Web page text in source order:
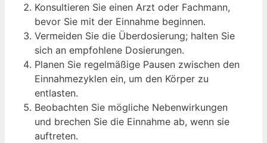
Konsultieren Sie einen Arzt oder Fachmann,
bevor Sie mit der Einnahme beginnen.
Vermeiden Sie die Überdosierung; halten Sie
sich an empfohlene Dosierungen.
Planen Sie regelmäßige Pausen zwischen den
Einnahmezyklen ein, um den Körper zu
entlasten.
Beobachten Sie mögliche Nebenwirkungen
und brechen Sie die Einnahme ab, wenn sie
auftreten.